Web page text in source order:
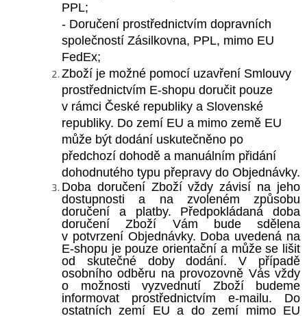
PPL;
- Doručení prostřednictvím dopravních
společností Zásilkovna, PPL, mimo EU
FedEx;
Zboží je možné pomocí uzavření Smlouvy
prostřednictvím E-shopu doručit pouze
v rámci České republiky a Slovenské
republiky. Do zemí EU a mimo země EU
může být dodání uskutečněno po
předchozí dohodě a manuálním přidání
dohodnutého typu přepravy do Objednávky.
Doba doručení Zboží vždy závisí na jeho
dostupnosti a na zvoleném způsobu
doručení a platby. Předpokládaná doba
doručení Zboží Vám bude sdělena
v potvrzení Objednávky. Doba uvedená na
E-shopu je pouze orientační a může se lišit
od skutečné doby dodání. V případě
osobního odběru na provozovně Vás vždy
o možnosti vyzvednutí Zboží budeme
informovat prostřednictvím e-mailu. Do
ostatních zemí EU a do zemí mimo EU